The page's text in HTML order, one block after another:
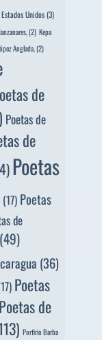
Estados Unidos(3)
(2) Kepa
Anglada, (2)
de
Poetas de
de
Poetas
(17) Poetas
de
(49)
(36)
Poetas
Poetas de
Porfirio Barba